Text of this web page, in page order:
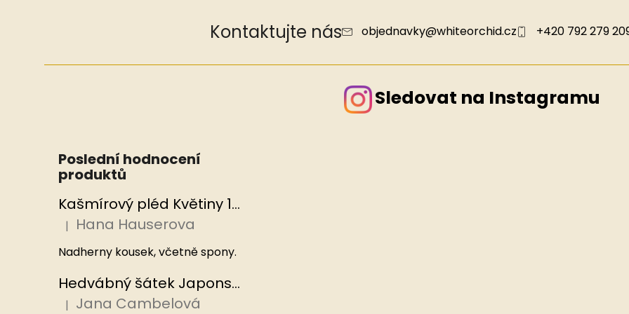
Kontaktujte nás objednavky@whiteorchid.cz +420 792 279
Sledovat na Instagramu
Poslední hodnocení
produktů
Kašmírový pléd Květiny 100x200 cm, Hedvábný svět
Hodnocení produktu je 5 z 5 hvězdiček.
| Hana Hauserova
Nadherny kousek, včetně spony.
Hedvábný šátek Japonská zahrada 110x110 cm v dárkovém balení, HEDVÁBNÝ SVĚT
Hodnocení produktu je 5 z 5 hvězdiček.
| Jana Cambelová